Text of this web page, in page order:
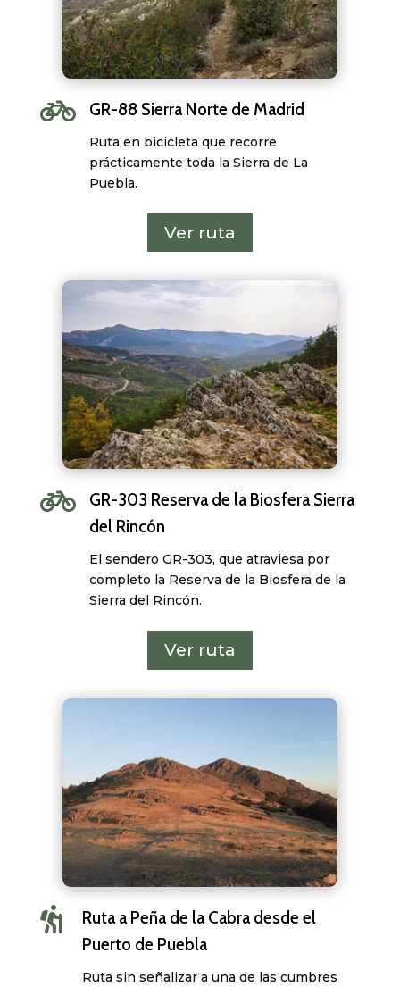
 GR-88 Sierra Norte de Madrid
Ruta en bicicleta que recorre
prácticamente toda la Sierra de La
Puebla.
Ver ruta

GR-303 Reserva de la Biosfera Sierra
del Rincón
El sendero GR-303, que atraviesa por
completo la Reserva de la Biosfera de la
Sierra del Rincón.
Ver ruta

Ruta a Peña de la Cabra desde el
Puerto de Puebla
Ruta sin señalizar a una de las cumbres